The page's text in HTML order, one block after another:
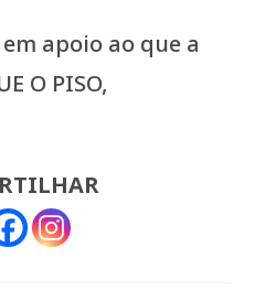
apoio ao que a
O PISO,